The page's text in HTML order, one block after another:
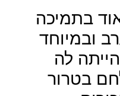
בתמיכה
ובמיוחד
לה
בטרור